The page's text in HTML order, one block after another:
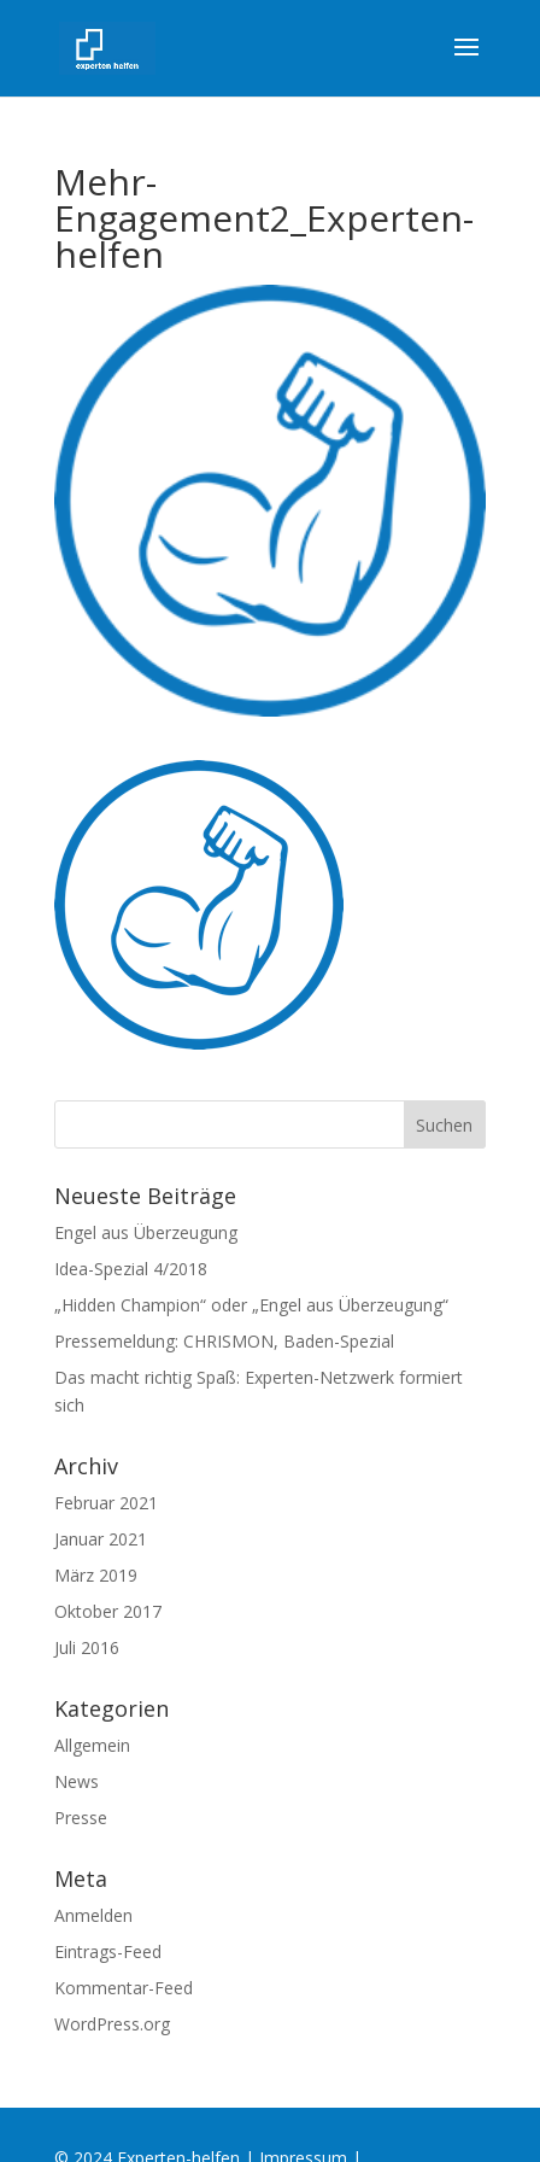
Mehr-
Engagement2_Experten-
helfen
Neueste Beiträge
Engel aus Überzeugung
Idea-Spezial 4/2018
„Hidden Champion“ oder „Engel aus Überzeugung“
Pressemeldung: CHRISMON, Baden-Spezial
Das macht richtig Spaß: Experten-Netzwerk formiert
sich
Archiv
Februar 2021
Januar 2021
März 2019
Oktober 2017
Juli 2016
Kategorien
Allgemein
News
Presse
Meta
Anmelden
Eintrags-Feed
Kommentar-Feed
WordPress.org